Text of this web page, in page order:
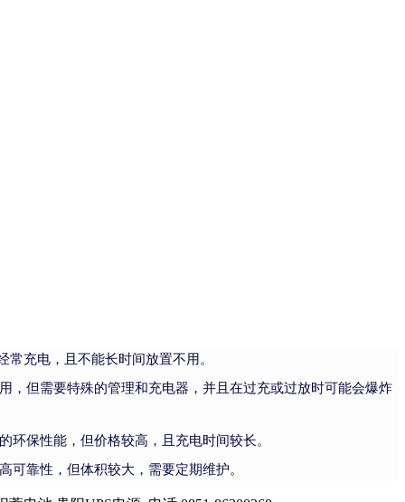
充电，且不能长时间放置不用。
，但需要特殊的管理和充电器，并且在过充或过放时可能会爆炸
保性能，但价格较高，且充电时间较长。
靠性，但体积较大，需要定期维护。